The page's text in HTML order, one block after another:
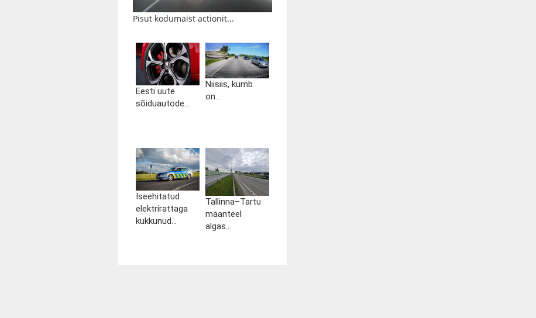
Pisut kodumaist actionit...
Eesti uute
sõiduautode...
Niisiis, kumb
on...
Iseehitatud
elektrirattaga
kukkunud...
Tallinna–Tartu
maanteel
algas...